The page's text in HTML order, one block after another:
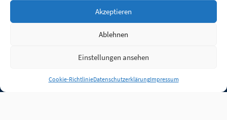
Akzeptieren
Ablehnen
Einstellungen ansehen
Cookie-RichtlinieDatenschutzerklärungImpressum
Anmelden
Jobs Partner FAQ Quellen